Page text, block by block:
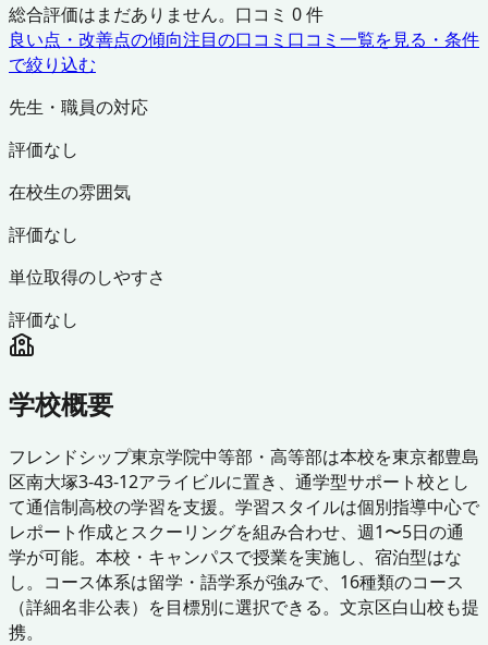
総合評価はまだありません。口コミ 0件
良い点・改善点の傾向注目の口コミ 口コミ一覧を見る・条件
で絞り込む
先生・職員の対応
評価なし
在校生の雰囲気
評価なし
単位取得のしやすさ
評価なし
学校概要
フレンドシップ東京学院中等部・高等部は本校を東京都豊島
区南大塚3-43-12アライビルに置き、通学型サポート校とし
て通信制高校の学習を支援。学習スタイルは個別指導中心で
レポート作成とスクーリングを組み合わせ、週1〜5日の通
学が可能。本校・キャンパスで授業を実施し、宿泊型はな
し。コース体系は留学・語学系が強みで、16種類のコース
（詳細名非公表）を目標別に選択できる。文京区白山校も提
携。